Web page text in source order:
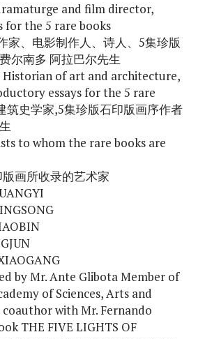
and film director,
for the 5 rare books
家、电影制作人、诗人、5集珍版
尔南多 阿拉巴尔先生
Historian of art and architecture,
essays for the 5 rare
筑史学家,5集珍版石印版画序作者
to whom the rare books are
画所收录的艺术家
by Mr. Ante Glibota Member of
of Sciences, Arts and
with Mr. Fernando
THE FIVE LIGHTS OF